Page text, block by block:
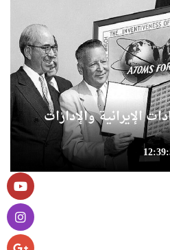
الإيرانية والإدارات